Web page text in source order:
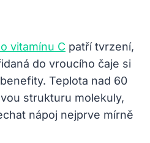
vitamínu C patří tvrzení,
do vroucího čaje si
Teplota nad 60
strukturu molekuly,
nápoj nejprve mírně